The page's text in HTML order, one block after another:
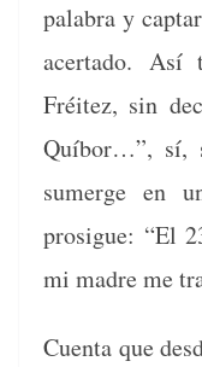
pal­abra y
acer­ta­do. Así
Fréitez, sin
Quí­bor…”, sí,
sumerge en
prosigue: “El
mi madre me
Cuen­ta que